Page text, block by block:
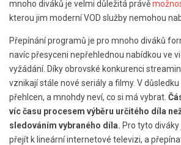
mnoho diváků je velmi důležitá právě
kterou jim moderní VOD služby nemohou
Přepínání programů je pro mnoho diváků
navíc přesyceni nepřehlednou nabídkou ve
vyžádání. Díky obrovské konkurenci
vznikají stále nové seriály a filmy. V
přehlcen, a mnohdy neví, co si má vybrat.
víc času procesem výběru určitého díla
sledováním vybraného díla. Pro tyto
přejít k lineární internetové televizi, a